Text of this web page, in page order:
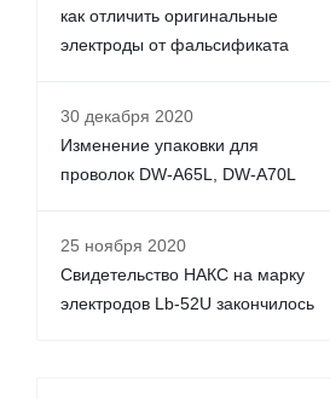
как отличить оригинальные
электроды от фальсификата
30 декабря 2020
Изменение упаковки для
проволок DW-A65L, DW-A70L
25 ноября 2020
Свидетельство НАКС на марку
электродов Lb-52U закончилось